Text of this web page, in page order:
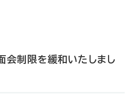
会制限を緩和いたしまし